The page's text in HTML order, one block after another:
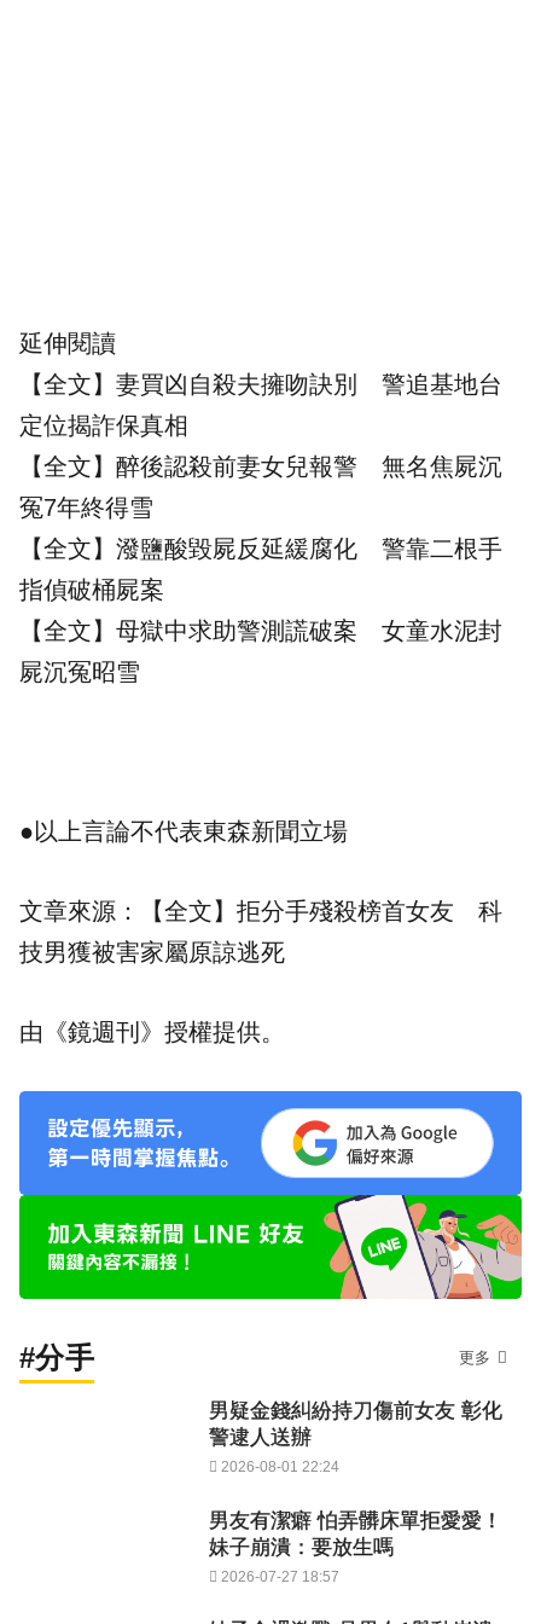
延伸閱讀
【全文】妻買凶自殺夫擁吻訣別 警追基地台
定位揭詐保真相
【全文】醉後認殺前妻女兒報警 無名焦屍沉
冤7年終得雪
【全文】潑鹽酸毀屍反延緩腐化 警靠二根手
指偵破桶屍案
【全文】母獄中求助警測謊破案 女童水泥封
屍沉冤昭雪
●以上言論不代表東森新聞立場
文章來源：
【全文】拒分手殘殺榜首女友 科
技男獲被害家屬原諒逃死
由《鏡週刊》授權提供。
#分手 更多
男疑金錢糾紛持刀傷前女友 彰化
警逮人送辦
2026-08-01 22:24
男友有潔癖 怕弄髒床單拒愛愛！
妹子崩潰：要放生嗎
2026-07-27 18:57